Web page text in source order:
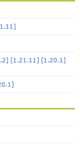
[1.21.11] [1.20.1]